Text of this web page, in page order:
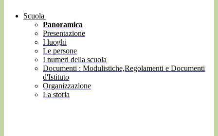
Scuola
Panoramica
Presentazione
I luoghi
Le persone
I numeri della scuola
Documenti : Modulistiche,Regolamenti e Documenti
d'Istituto
Organizzazione
La storia